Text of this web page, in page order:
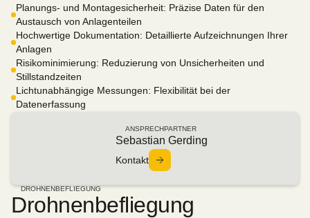
Planungs- und Montagesicherheit: Präzise Daten für den
Austausch von Anlagenteilen
Hochwertige Dokumentation: Detaillierte Aufzeichnungen Ihrer
Anlagen
Risikominimierung: Reduzierung von Unsicherheiten und
Stillstandzeiten
Lichtunabhängige Messungen: Flexibilität bei der
Datenerfassung
ANSPRECHPARTNER
Sebastian Gerding
Kontakt
DROHNENBEFLIEGUNG
Drohnenbefliegung